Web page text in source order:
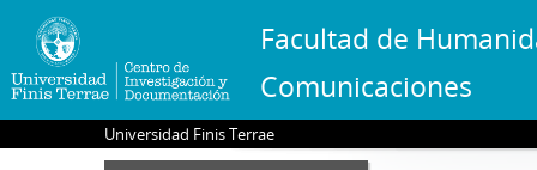
Facultad de
Comunicaciones
Universidad Finis Terrae